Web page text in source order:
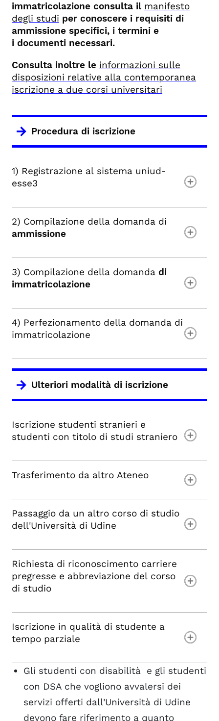
immatricolazione consulta il manifesto
degli studi per conoscere i requisiti di
ammissione specifici, i termini e
i documenti necessari.
Consulta inoltre le informazioni sulle
disposizioni relative alla contemporanea
iscrizione a due corsi universitari
Procedura di iscrizione
1) Registrazione al sistema uniud-
esse3
2) Compilazione della domanda di
ammissione
3) Compilazione della domanda di
immatricolazione
4) Perfezionamento della domanda di
immatricolazione
Ulteriori modalità di iscrizione
Iscrizione studenti stranieri e
studenti con titolo di studi straniero
Trasferimento da altro Ateneo
Passaggio da un altro corso di studio
dell'Università di Udine
Richiesta di riconoscimento carriere
pregresse e abbreviazione del corso
di studio
Iscrizione in qualità di studente a
tempo parziale
Gli studenti con disabilità e gli studenti
con DSA che vogliono avvalersi dei
servizi offerti dall'Università di Udine
devono fare riferimento a quanto